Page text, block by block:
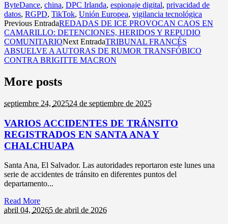
ByteDance, china, DPC Irlanda, espionaje digital, privacidad de
datos, RGPD, TikTok, Unión Europea, vigilancia tecnológica
Previous EntradaREDADAS DE ICE PROVOCAN CAOS EN
CAMARILLO: DETENCIONES, HERIDOS Y REPUDIO
COMUNITARIONext EntradaTRIBUNAL FRANCÉS
ABSUELVE A AUTORAS DE RUMOR TRANSFÓBICO
CONTRA BRIGITTE MACRON
More posts
septiembre 24, 202524 de septiembre de 2025
VARIOS ACCIDENTES DE TRÁNSITO
REGISTRADOS EN SANTA ANA Y
CHALCHUAPA
Santa Ana, El Salvador. Las autoridades reportaron este lunes una
serie de accidentes de tránsito en diferentes puntos del
departamento...
Read More
abril 04, 20265 de abril de 2026